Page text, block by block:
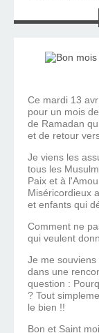
Ce mardi 13
pour un mois
de Ramadan
et de retour
Je viens les
tous les
Paix et à
Miséricordieux
et enfants qui
Comment ne
qui veulent
Je me
dans une
question :
? Tout
le bien !!
Bon et Saint